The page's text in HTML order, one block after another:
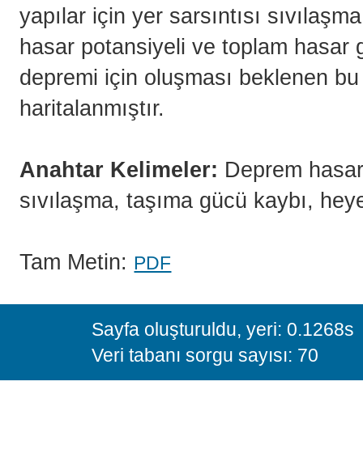
yapılar için yer sarsıntısı
hasar potansiyeli ve toplam hasar
depremi için oluşması beklenen
haritalanmıştır.
Anahtar Kelimeler: Deprem
sıvılaşma, taşıma gücü kaybı,
Tam Metin: PDF
Sayfa oluşturuldu, yeri: 0.1268s
Veri tabanı sorgu sayısı: 70